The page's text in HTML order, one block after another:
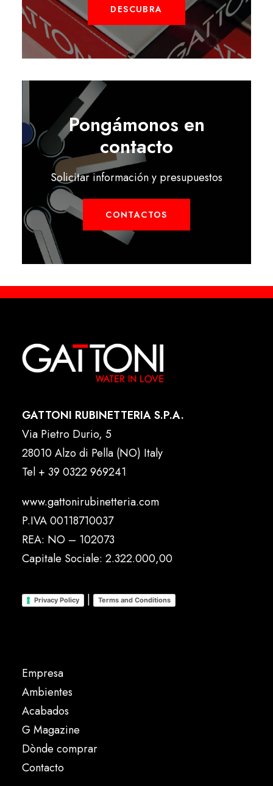
DESCUBRA
Pongámonos en
contacto
Solicitar información y presupuestos
CONTACTOS
GATTONI RUBINETTERIA S.P.A.
Via Pietro Durio, 5
28010 Alzo di Pella (NO) Italy
Tel + 39 0322 969241
www.gattonirubinetteria.com
P.IVA 00118710037
REA: NO – 102073
Capitale Sociale: 2.322.000,00
Privacy Policy | Terms and Conditions
Empresa
Ambientes
Acabados
G Magazine
Dònde comprar
Contacto